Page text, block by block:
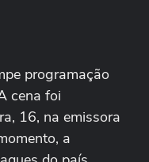
programação
cena foi
16, na emissora
a